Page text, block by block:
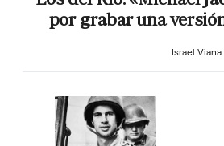
por grabar una
Israel Viana